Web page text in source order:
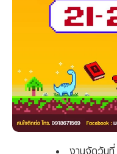
งานจัดวันที่